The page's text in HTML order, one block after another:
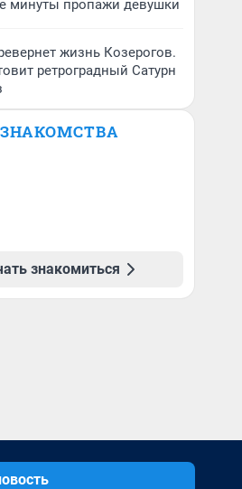
минуты пропажи девушки
жизнь Козерогов.
ретроградный Сатурн
ЗНАКОМСТВА
знакомиться